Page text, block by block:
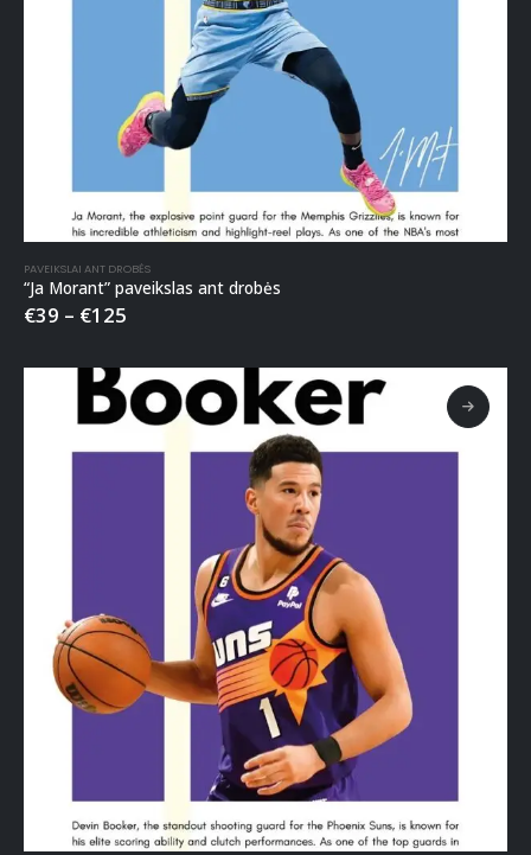
PAVEIKSLAI ANT DROBĖS
“Ja Morant” paveikslas ant drobės
€39 – €125